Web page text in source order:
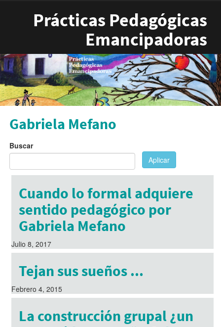
Prácticas Pedagógicas
Emancipadoras
Gabriela Mefano
Buscar
Aplicar
Cuando lo formal adquiere
sentido pedagógico por
Gabriela Mefano
Julio 8, 2017
Tejan sus sueños ...
Febrero 4, 2015
La construcción grupal ¿un